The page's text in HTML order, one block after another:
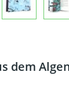
dem